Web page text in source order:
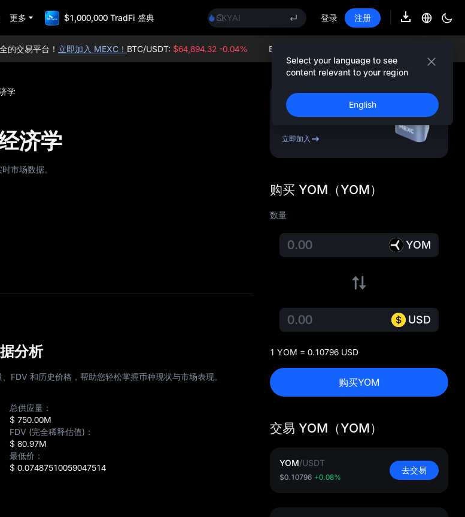
更多 $1,000,000 TradFi 盛典
SKYAI
UNITREE 8.10 科创板申购
GOLD(XAU)
SPCX 解禁不跌反涨
登录 注册
Select your language to see
content relevant to your region
English
交易平台！立即加入 MEXC！BTC/USDT: $64,894.32 -0.04% ETH/USDT:
学
济学
市场数据。
分析
FDV 和历史价格，帮助您轻松掌握币种现状与市场表现。
总供应量：
$ 750.00M
FDV (完全稀释估值)：
$ 80.97M
最低价：
$ 0.07487510059047514
注册 & 获得高
达 10,000USDT 奖金
立即加入
购买 YOM（YOM）
数量
YOM
USD
1 YOM = 0.10796 USD
购买YOM
交易 YOM（YOM）
YOM/USDT
$0.10796 +0.08%
去交易